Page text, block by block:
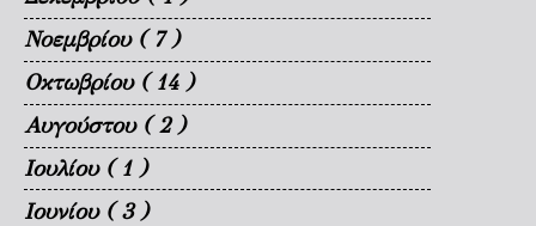
Νοεμβρίου ( 7 )
Οκτωβρίου ( 14 )
Αυγούστου ( 2 )
Ιουλίου ( 1 )
Ιουνίου ( 3 )